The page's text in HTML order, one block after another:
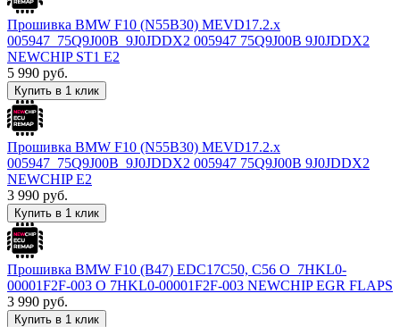
Прошивка BMW F10 (N55B30) MEVD17.2.x
005947_75Q9J00B_9J0JDDX2 005947 75Q9J00B 9J0JDDX2
NEWCHIP ST1 E2
5 990 руб.
Купить в 1 клик
Прошивка BMW F10 (N55B30) MEVD17.2.x
005947_75Q9J00B_9J0JDDX2 005947 75Q9J00B 9J0JDDX2
NEWCHIP E2
3 990 руб.
Купить в 1 клик
Прошивка BMW F10 (B47) EDC17C50, C56 O_7HKL0-
00001F2F-003 O 7HKL0-00001F2F-003 NEWCHIP EGR FLAPS
3 990 руб.
Купить в 1 клик